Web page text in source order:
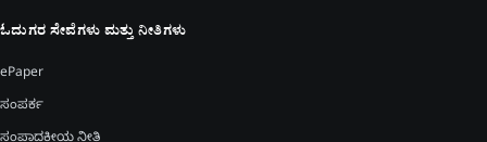
ಓದುಗರ ಸೇವೆಗಳು ಮತ್ತು ನೀತಿಗಳು
ePaper
ಸಂಪರ್ಕ